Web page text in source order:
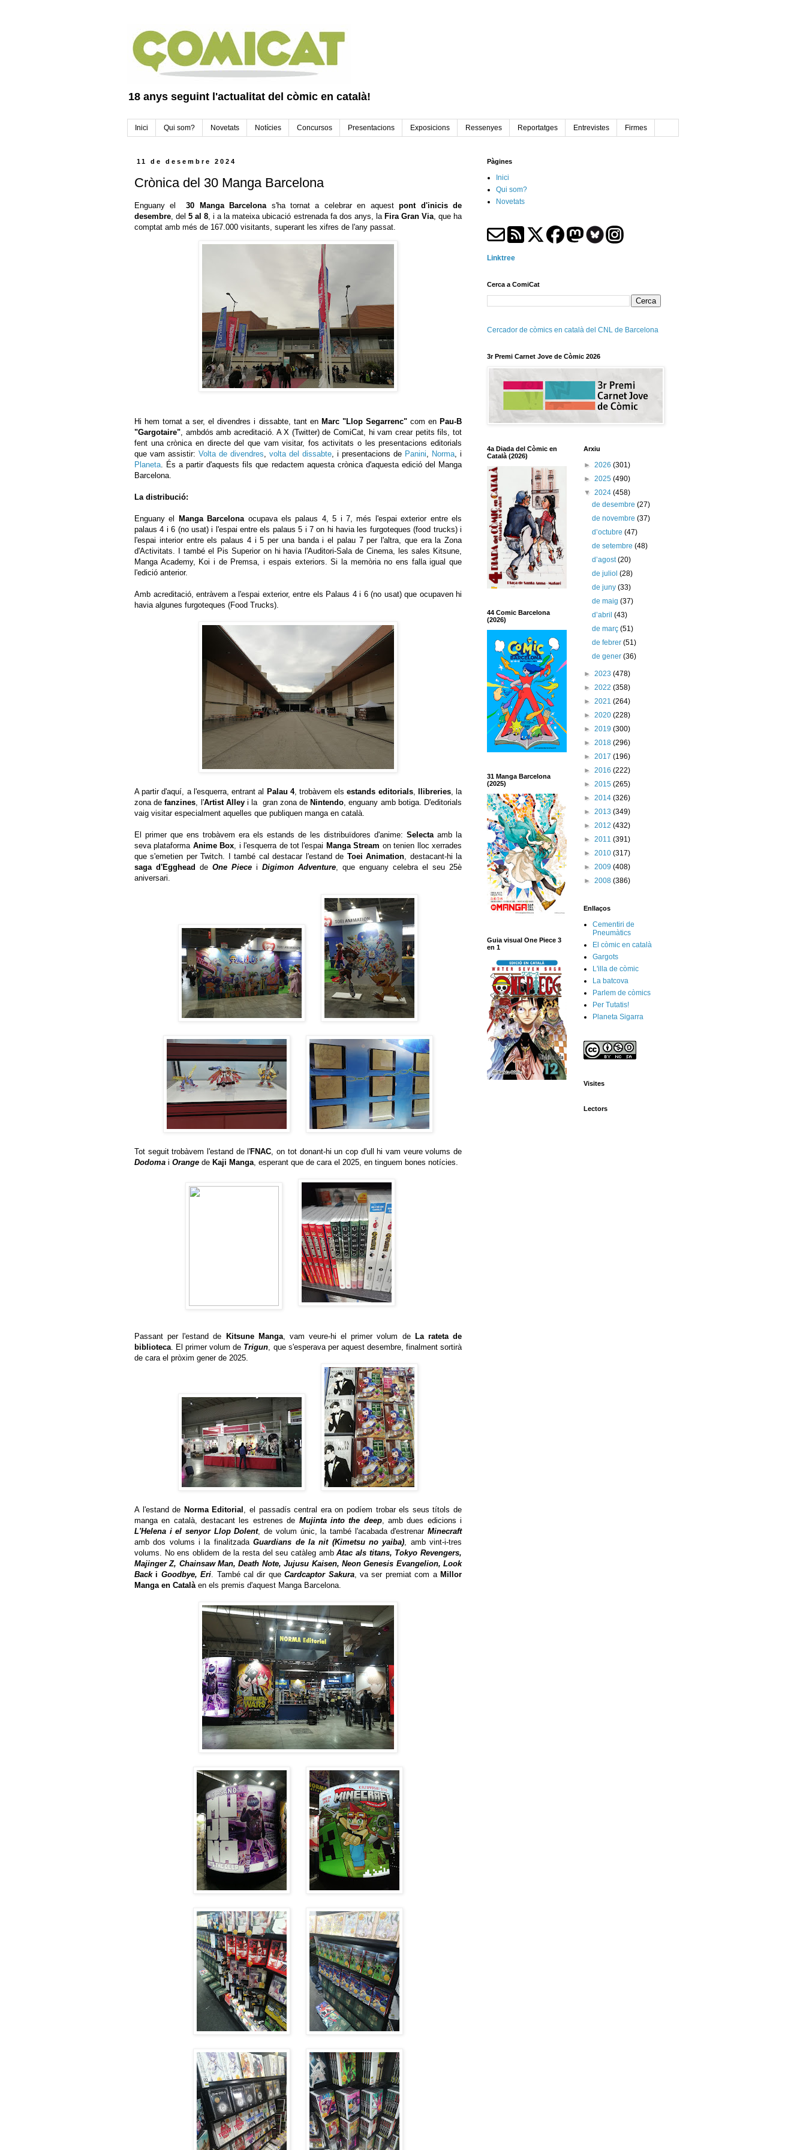
18 anys seguint l'actualitat del còmic en català!
Inici Qui som? Novetats Notícies Concursos Presentacions Exposicions Ressenyes Reportatges Entrevistes Firmes
11 de desembre 2024
Crònica del 30 Manga Barcelona
Enguany el30 Manga Barcelonas'ha tornat a celebrar en aquestpont d'inicis de
desembre, del 5 al 8, i a la mateixa ubicació estrenada fa dos anys, la Fira Gran Via, que ha
comptat amb més de 167.000 visitants, superant les xifres de l'any passat.
Hi hem tornat a ser, el divendres i dissabte, tant en Marc "Llop Segarrenc" com en Pau-B
"Gargotaire", ambdós amb acreditació. A X (Twitter) de ComiCat, hi vam crear petits fils, tot
fent una crònica en directe del que vam visitar, fos activitats o les presentacions editorials
que vam assistir: Volta de divendres, volta del dissabte, i presentacions de Panini, Norma, i
Planeta. És a partir d'aquests fils que redactem aquesta crònica d'aquesta edició del Manga
Barcelona.
La distribució:
Enguany el Manga Barcelona ocupava els palaus 4, 5 i 7, més l'espai exterior entre els
palaus 4 i 6 (no usat) i l'espai entre els palaus 5 i 7 on hi havia les furgoteques (food trucks) i
l'espai interior entre els palaus 4 i 5 per una banda i el palau 7 per l'altra, que era la Zona
d'Activitats. I també el Pis Superior on hi havia l'Auditori-Sala de Cinema, les sales Kitsune,
Manga Academy, Koi i de Premsa, i espais exteriors. Si la memòria no ens falla igual que
l'edició anterior.
Amb acreditació, entràvem a l'espai exterior, entre els Palaus 4 i 6 (no usat) que ocupaven hi
havia algunes furgoteques (Food Trucks).
A partir d'aquí, a l'esquerra, entrant al Palau 4, trobàvem elsestands editorials, llibreries, la
zona defanzines, l'Artist Alleyi la gran zona de Nintendo, enguany amb botiga. D'editorials
vaig visitar especialment aquelles que publiquen manga en català.
El primer que ens trobàvem era els estands de les distribuïdores d'anime: Selectaamb la
seva plataforma Anime Box, i l'esquerra de tot l'espai Manga Stream on tenien lloc xerrades
que s'emetien per Twitch. I també cal destacar l'estand de Toei Animation, destacant-hi la
saga d'Egghead de One Piece i Digimon Adventure, que enguany celebra el seu 25è
aniversari.
Tot seguit trobàvem l'estand de l'FNAC, on tot donant-hi un cop d'ull hi vam veure volums de
Dodoma i Orange de Kaji Manga, esperant que de cara el 2025, en tinguem bones notícies.
Passant per l'estand de Kitsune Manga, vam veure-hi el primer volum de La rateta de
biblioteca. El primer volum de Trigun, que s'esperava per aquest desembre, finalment sortirà
de cara el pròxim gener de 2025.
A l'estand de Norma Editorial , el passadís central era on podíem trobar els seus títols de
manga en català, destacant les estrenes de Mujinta into the deep, amb dues edicions i
L'Helena i el senyor Llop Dolent, de volum únic, la també l'acabada d'estrenarMinecraft
amb dos volums i la finalitzadaGuardians de la nit (Kimetsu no yaiba), amb vint-i-tres
volums. No ens oblidem de la resta del seu catàleg ambAtac als titans, Tokyo Revengers,
Majinger Z, Chainsaw Man, Death Note, Jujusu Kaisen, Neon Genesis Evangelion, Look
Backi Goodbye, Eri. També cal dir queCardcaptor Sakura, va ser premiat com a Millor
Manga en Catalàen els premis d'aquest Manga Barcelona.
Pàgines
Inici
Qui som?
Novetats
Linktree
Cerca a ComiCat
Cercador de còmics en català del CNL de Barcelona
3r Premi Carnet Jove de Còmic 2026
4a Diada del Còmic en
Català (2026)
44 Comic Barcelona
(2026)
31 Manga Barcelona
(2025)
Guia visual One Piece 3
en 1
Arxiu
► 2026 (301)
► 2025 (490)
▼ 2024 (458)
de desembre(27)
de novembre(37)
d’octubre(47)
de setembre(48)
d’agost(20)
de juliol(28)
de juny(33)
de maig(37)
d’abril(43)
de març(51)
de febrer(51)
de gener(36)
► 2023 (478)
► 2022 (358)
► 2021 (264)
► 2020 (228)
► 2019 (300)
► 2018 (296)
► 2017 (196)
► 2016 (222)
► 2015 (265)
► 2014 (326)
► 2013 (349)
► 2012 (432)
► 2011 (391)
► 2010 (317)
► 2009 (408)
► 2008 (386)
Enllaços
Cementiri de
Pneumàtics
El còmic en català
Gargots
L'illa de còmic
La batcova
Parlem de còmics
Per Tutatis!
Planeta Sigarra
Visites
Lectors